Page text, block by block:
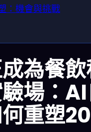
：機會與挑戰
為餐
場：
重塑